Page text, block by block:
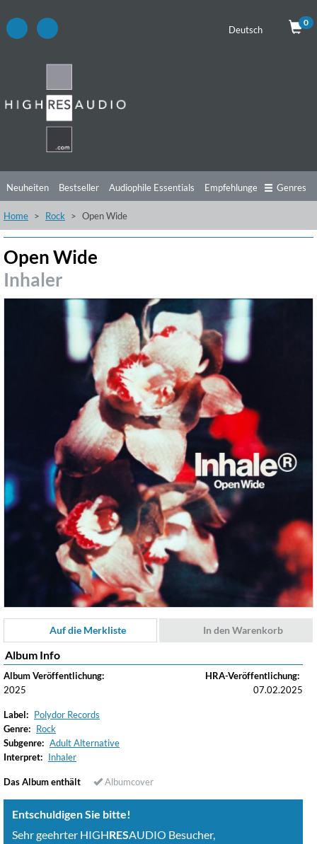
Deutsch
0
Neuheiten Bestseller Audiophile Essentials Empfehlungen
Hörtipps Top Alben Angebote
Genres
Home Rock Open Wide
Open Wide
Inhaler
Auf die Merkliste In den Warenkorb
Album Info
Album Veröffentlichung:
2025
HRA-Veröffentlichung:
07.02.2025
Label: Polydor Records
Genre: Rock
Subgenre: Adult Alternative
Interpret: Inhaler
Das Album enthält Albumcover
Entschuldigen Sie bitte!
Sehr geehrter HIGHRESAUDIO Besucher,